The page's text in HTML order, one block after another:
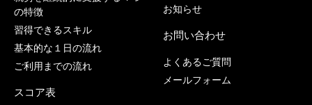
の特徴
習得できるスキル
基本的な１日の流れ
ご利用までの流れ
スコア表
お知らせ
お問い合わせ
よくあるご質問
メールフォーム